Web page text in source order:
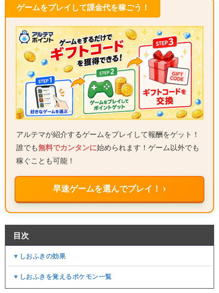
ゲームをプレイして課金代を稼ごう！
アルテマが紹介するゲームをプレイして報酬をゲット！
誰でも無料でカンタンに始められます！ゲーム以外でも
稼ぐことも可能！
早速ゲームを選んでプレイ！ ›
目次
▼しおふきの効果
▼しおふきを覚えるポケモン一覧